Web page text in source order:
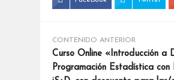
CONTENIDO ANTERIOR
Curso Online «Introducción a
Programación Estadística con